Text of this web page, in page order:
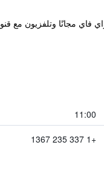
الإقليمي، ويوفر خدمة الواي فاي مجانًا وتلفزيون
11:00
+1 337 235 1367